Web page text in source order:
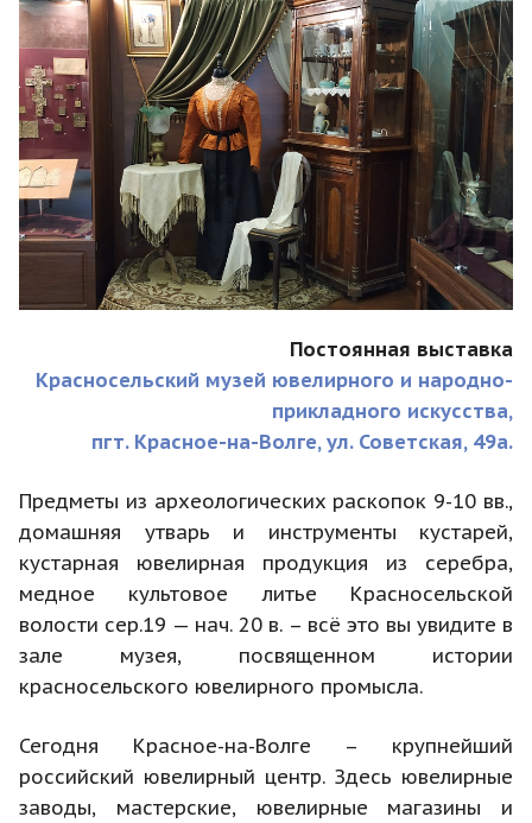
Постоянная выставка
Красносельский музей ювелирного и народно-
прикладного искусства,
пгт. Красное-на-Волге, ул. Советская, 49а.
Предметы из археологических раскопок 9-10 вв.,
домашняя утварь и инструменты кустарей,
кустарная ювелирная продукция из серебра,
медное культовое литье Красносельской
волости сер.19 — нач. 20 в. – всё это вы увидите в
зале музея, посвященном истории
красносельского ювелирного промысла.
Сегодня Красное-на-Волге – крупнейший
российский ювелирный центр. Здесь ювелирные
заводы, мастерские, ювелирные магазины и